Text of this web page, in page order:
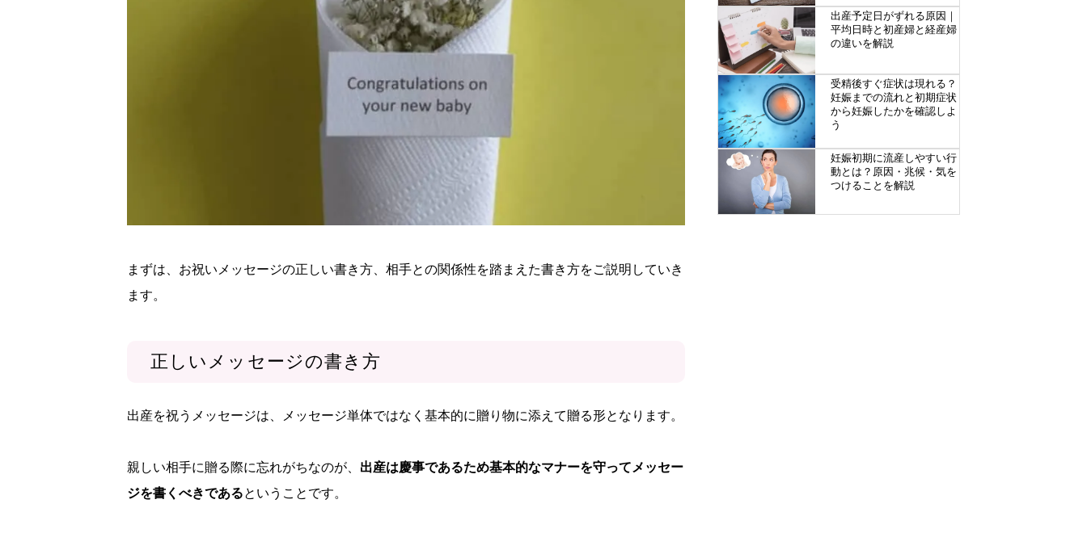
まずは、お祝いメッセージの正しい書き方、相手との関係性を踏まえた書き方をご説明していき
ます。
正しいメッセージの書き方
出産を祝うメッセージは、メッセージ単体ではなく基本的に贈り物に添えて贈る形となります。
親しい相手に贈る際に忘れがちなのが、 出産は慶事であるため基本的なマナーを守ってメッセー
ジを書くべきであるということです。
出産予定日がずれる原因｜
平均日時と初産婦と経産婦
の違いを解説
受精後すぐ症状は現れる？
妊娠までの流れと初期症状
から妊娠したかを確認しよ
う
妊娠初期に流産しやすい行
動とは？原因・兆候・気を
つけることを解説